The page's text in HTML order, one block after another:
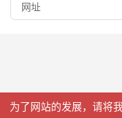
©
为了网站的发展，请将